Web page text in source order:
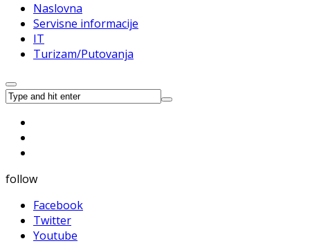
Naslovna
Servisne informacije
IT
Turizam/Putovanja
follow
Facebook
Twitter
Youtube